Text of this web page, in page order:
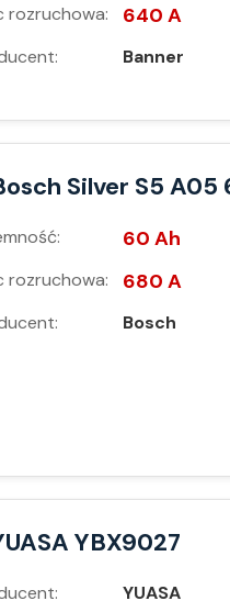
rozruchowa: 640 A
Banner
Silver S5 A05
60 Ah
rozruchowa: 680 A
Bosch
YBX9027
YUASA